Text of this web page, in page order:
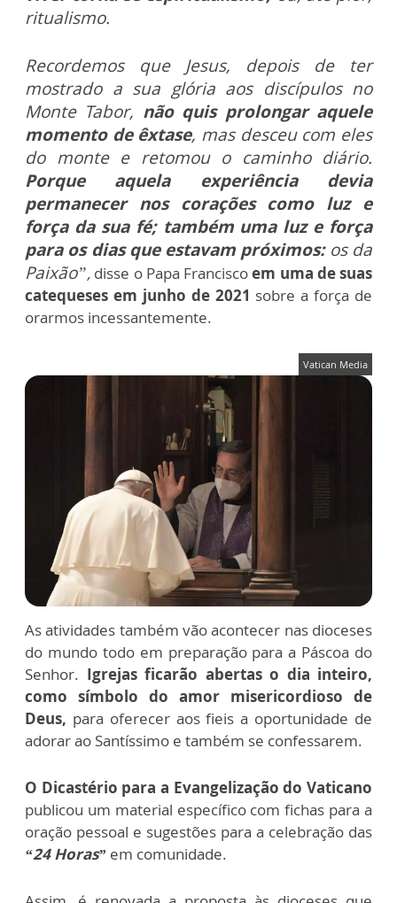
ritualismo.
Recordemos que Jesus, depois de ter
mostrado a sua glória aos discípulos no
Monte Tabor, não quis prolongar aquele
momento de êxtase, mas desceu com eles
do monte e retomou o caminho diário.
Porque aquela experiência devia
permanecer nos corações como luz e
força da sua fé; também uma luz e força
para os dias que estavam próximos:os da
Paixão”, disse o Papa Franciscoem uma de suas
catequeses em junho de 2021 sobre a força de
orarmos incessantemente.
Vatican Media
As atividades também vão acontecer nas dioceses
do mundo todo em preparação para a Páscoa do
Senhor. Igrejas ficarão abertas o dia inteiro,
como símbolo do amor misericordioso de
Deus, para oferecer aos fieis a oportunidade de
adorar ao Santíssimo e também se confessarem.
O Dicastério para a Evangelização do Vaticano
publicou um material específico com fichas para a
oração pessoal e sugestões para a celebração das
“24 Horas” em comunidade.